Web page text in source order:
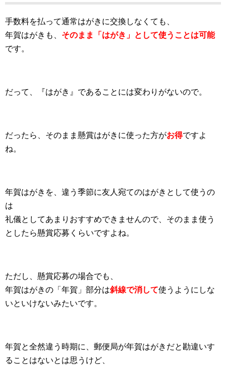
手数料を払って通常はがきに交換しなくても、
年賀はがきも、 そのまま「はがき」として使うことは可能
です。
だって、『はがき』であることには変わりがないので。
だったら、そのまま懸賞はがきに使った方がお得ですよ
ね。
年賀はがきを、違う季節に友人宛てのはがきとして使うの
は
礼儀としてあまりおすすめできませんので、そのまま使う
としたら懸賞応募くらいですよね。
ただし、懸賞応募の場合でも、
年賀はがきの「年賀」部分は斜線で消して使うようにしな
いといけないみたいです。
年賀と全然違う時期に、郵便局が年賀はがきだと勘違いす
ることはないとは思うけど、